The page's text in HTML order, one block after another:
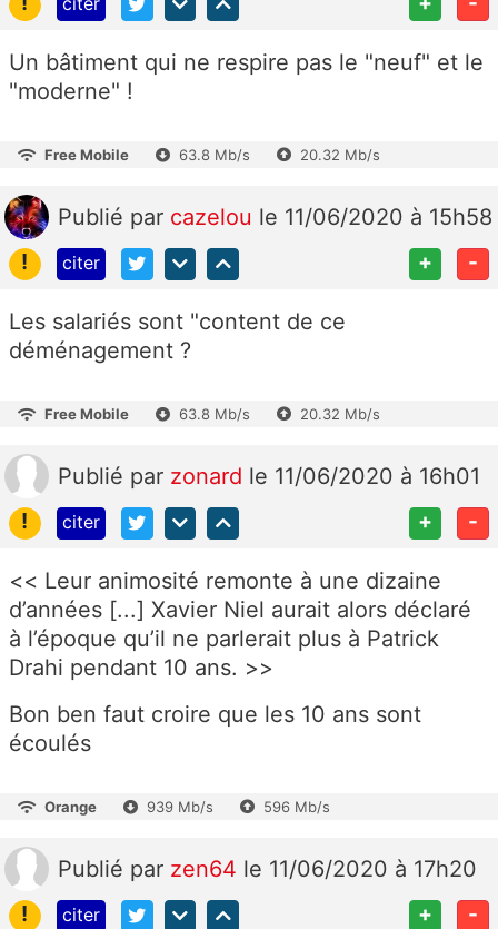
Un bâtiment qui ne respire pas le "neuf" et le
"moderne" !
Free Mobile 63.8 Mb/s 20.32 Mb/s
Publié par cazelou le 11/06/2020 à 15h58
!
citer + -
Les salariés sont "content de ce
déménagement ?
Free Mobile 63.8 Mb/s 20.32 Mb/s
Publié par zonard le 11/06/2020 à 16h01
!
citer + -
<< Leur animosité remonte à une dizaine
d’années [...] Xavier Niel aurait alors déclaré
à l’époque qu’il ne parlerait plus à Patrick
Drahi pendant 10 ans. >>
Bon ben faut croire que les 10 ans sont
écoulés
Orange 939 Mb/s 596 Mb/s
Publié par zen64 le 11/06/2020 à 17h20
!
citer + -